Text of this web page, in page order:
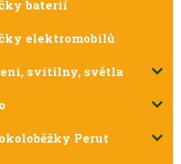
baterií
elektromobilů
svítilny, světla
Perut